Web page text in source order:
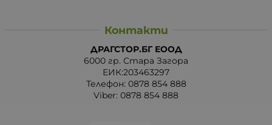
Контакти
ДРАГСТОР.БГ ЕООД
6000 гр. Стара Загора
ЕИК:203463297
Телефон: 0878 854 888
Viber: 0878 854 888